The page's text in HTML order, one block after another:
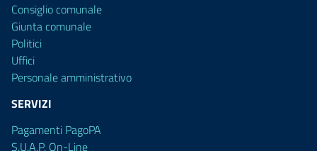
Consiglio comunale
Giunta comunale
Politici
Uffici
Personale amministrativo
SERVIZI
Pagamenti PagoPA
S.U.A.P. On-Line